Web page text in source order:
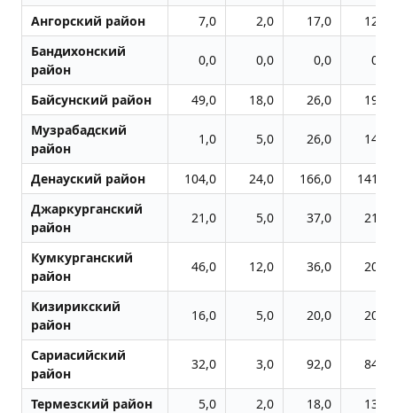
Ангорский район 7,0 2,0 17,0
12,0
Бандихонский
район
0,0 0,0 0,0 0,0
Байсунский район 49,0 18,0 26,0
19,0
Музрабадский
район
1,0 5,0 26,0 14,0
Денауский район 104,0 24,0 166,0
141,0
Джаркурганский
район
21,0 5,0 37,0 21,0
Кумкурганский
район
46,0 12,0 36,0 20,0
Кизирикский
район
16,0 5,0 20,0 20,0
Сариасийский
район
32,0 3,0 92,0 84,0
Термезский район 5,0 2,0 18,0
13,0